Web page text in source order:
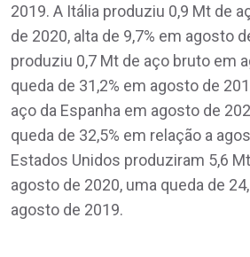
2019. A Itália produziu 0,9 Mt de
de 2020, alta de 9,7% em agosto
produziu 0,7 Mt de aço bruto em
queda de 31,2% em agosto de
aço da Espanha em agosto de
queda de 32,5% em relação a
Estados Unidos produziram 5,6
agosto de 2020, uma queda de
agosto de 2019.